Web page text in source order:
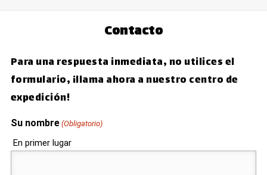
Contacto
Para una respuesta inmediata, no utilices el
formulario, ¡llama ahora a nuestro centro de
expedición!
Su nombre (Obligatorio)
En primer lugar